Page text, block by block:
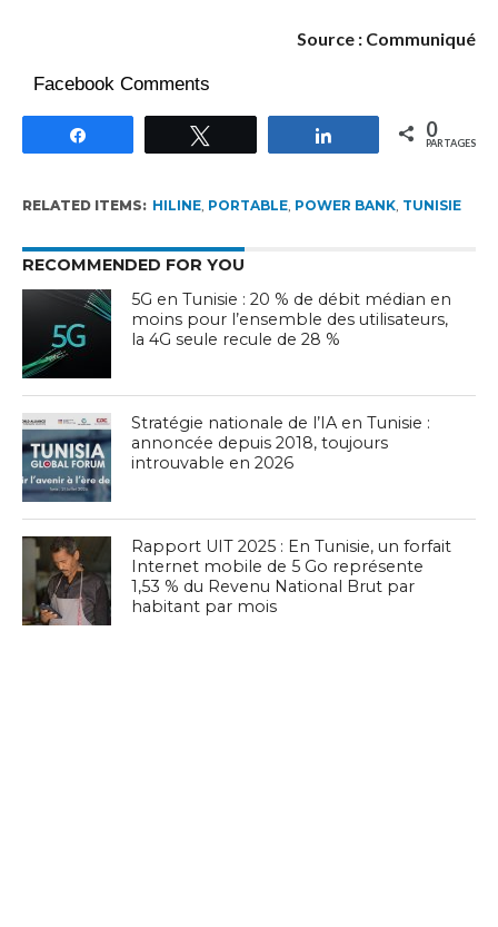
Source : Communiqué
Facebook Comments
Partagez 0
PARTAGES
RELATED ITEMS: HILINE, PORTABLE, POWER BANK, TUNISIE
RECOMMENDED FOR YOU
5G en Tunisie : 20 % de débit médian en
moins pour l’ensemble des utilisateurs,
la 4G seule recule de 28 %
Stratégie nationale de l’IA en Tunisie :
annoncée depuis 2018, toujours
introuvable en 2026
Rapport UIT 2025 : En Tunisie, un forfait
Internet mobile de 5 Go représente
1,53 % du Revenu National Brut par
habitant par mois